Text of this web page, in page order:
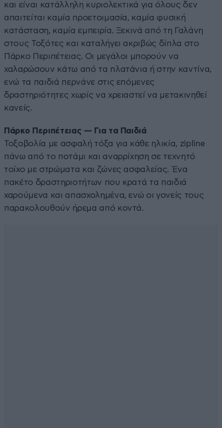
και είναι κατάλληλη κυριολεκτικά για όλους δεν
απαιτείται καμία προετοιμασία, καμία φυσική
κατάσταση, καμία εμπειρία. Ξεκινά από τη Γαλάνη
στους Τοξότες και καταλήγει ακριβώς δίπλα στο
Πάρκο Περιπέτειας. Οι μεγάλοι μπορούν να
χαλαρώσουν κάτω από τα πλατάνια ή στην καντίνα,
ενώ τα παιδιά περνάνε στις επόμενες
δραστηριότητες χωρίς να χρειαστεί να μετακινηθεί
κανείς.
Πάρκο Περιπέτειας — Για τα Παιδιά
Τοξοβολία με ασφαλή τόξα για κάθε ηλικία, zipline
πάνω από το ποτάμι και αναρρίχηση σε τεχνητό
τοίχο με στρώματα και ζώνες ασφαλείας. Ένα
πακέτο δραστηριοτήτων που κρατά τα παιδιά
χαρούμενα και απασχολημένα, ενώ οι γονείς τους
παρακολουθούν ήρεμα από κοντά.